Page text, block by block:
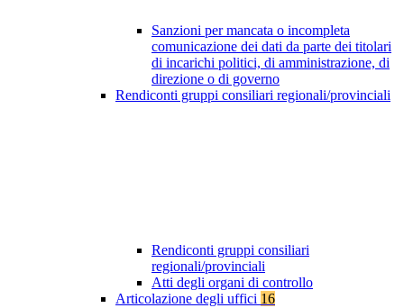
Sanzioni per mancata o incompleta
comunicazione dei dati da parte dei titolari
di incarichi politici, di amministrazione, di
direzione o di governo
Rendiconti gruppi consiliari regionali/provinciali
Rendiconti gruppi consiliari
regionali/provinciali
Atti degli organi di controllo
Articolazione degli uffici 16